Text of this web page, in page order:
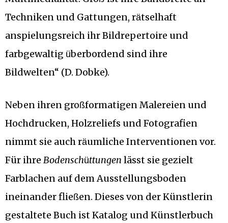
Techniken und Gattungen, rätselhaft
anspielungsreich ihr Bildrepertoire und
farbgewaltig überbordend sind ihre
Bildwelten“ (D. Dobke).
Neben ihren großformatigen Malereien und
Hochdrucken, Holzreliefs und Fotografien
nimmt sie auch räumliche Interventionen vor.
Für ihre Bodenschüttungen lässt sie gezielt
Farblachen auf dem Ausstellungsboden
ineinander fließen. Dieses von der Künstlerin
gestaltete Buch ist Katalog und Künstlerbuch